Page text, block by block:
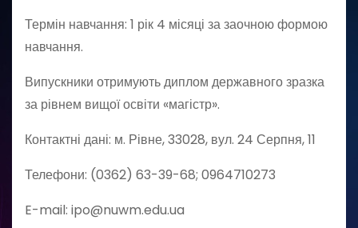
Термін навчання: 1 рік 4 місяці за заочною формою
навчання.
Випускники отримують диплом державного зразка
за рівнем вищої освіти «магістр».
Контактні дані: м. Рівне, 33028, вул. 24 Серпня, 11
Телефони: (0362) 63-39-68; 0964710273
E-mail: ipo@nuwm.edu.ua